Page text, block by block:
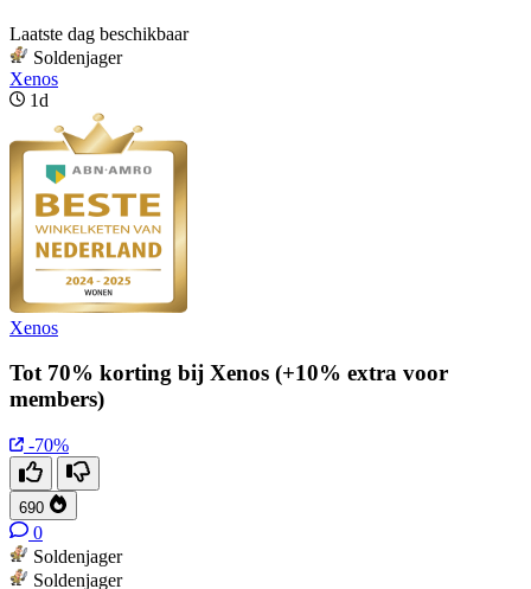
Laatste dag beschikbaar
Soldenjager
Xenos
1d
Xenos
Tot 70% korting bij Xenos (+10% extra voor
members)
-70%
690
0
Soldenjager
Soldenjager